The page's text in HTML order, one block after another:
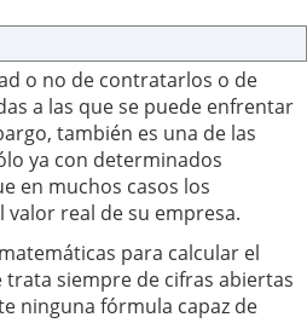
las pymes que venden online
exitoso junio 20, 2025
Empresarial mayo 14, 2025
trasladar empleados sin
o no de contratarlos o de
a las que se puede enfrentar
también es una de las
ya con determinados
en muchos casos los
real de su empresa.
para calcular el
siempre de cifras abiertas
ninguna fórmula capaz de